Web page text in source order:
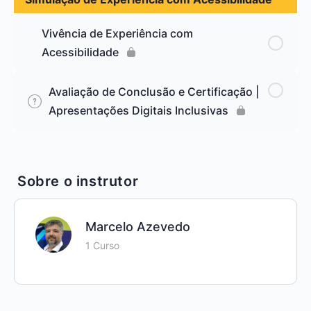
Monte sua audiodescrição
Vivência de Experiência com
Acessibilidade
Avaliação de Conclusão e Certificação |
Apresentações Digitais Inclusivas
Sobre o instrutor
Marcelo Azevedo
1 Curso